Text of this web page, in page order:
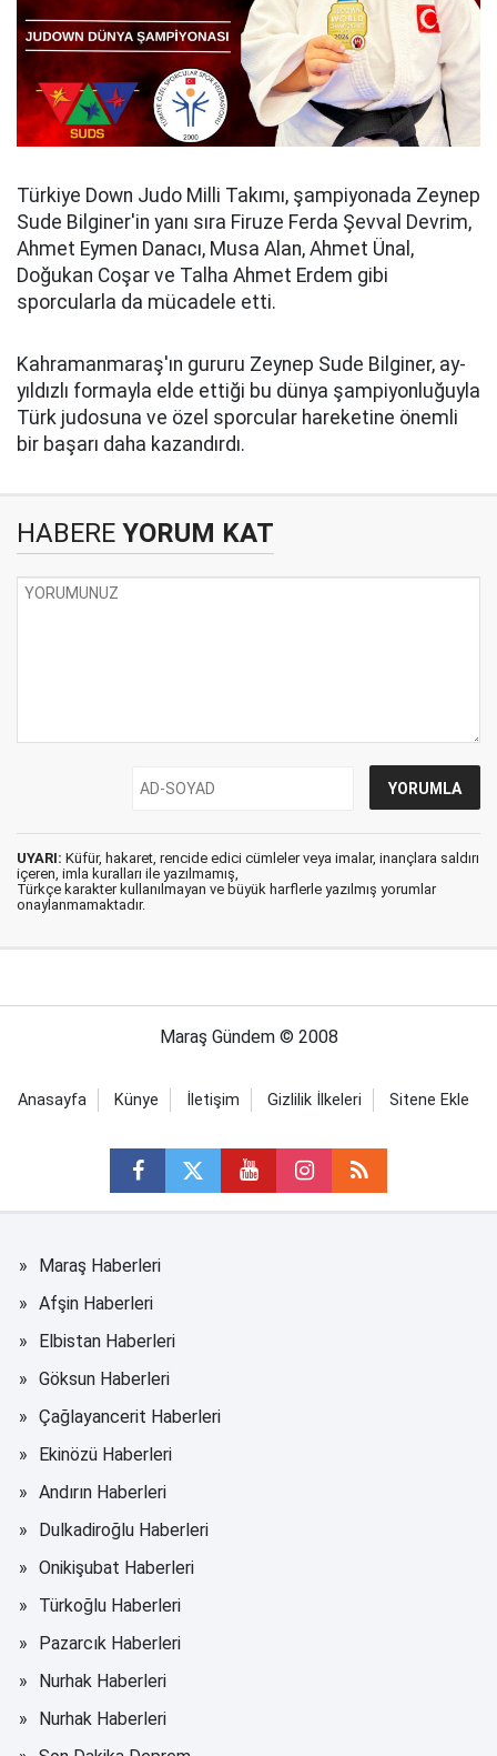
Türkiye Down Judo Milli Takımı, şampiyonada Zeynep
Sude Bilginer'in yanı sıra Firuze Ferda Şevval Devrim,
Ahmet Eymen Danacı, Musa Alan, Ahmet Ünal,
Doğukan Coşar ve Talha Ahmet Erdem gibi
sporcularla da mücadele etti.
Kahramanmaraş'ın gururu Zeynep Sude Bilginer, ay-
yıldızlı formayla elde ettiği bu dünya şampiyonluğuyla
Türk judosuna ve özel sporcular hareketine önemli
bir başarı daha kazandırdı.
HABERE YORUM KAT
UYARI: Küfür, hakaret, rencide edici cümleler veya imalar, inançlara saldırı
içeren, imla kuralları ile yazılmamış,
Türkçe karakter kullanılmayan ve büyük harflerle yazılmış yorumlar
onaylanmamaktadır.
Maraş Gündem © 2008
Anasayfa Künye İletişim Gizlilik İlkeleri Sitene Ekle
Maraş Haberleri
Afşin Haberleri
Elbistan Haberleri
Göksun Haberleri
Çağlayancerit Haberleri
Ekinözü Haberleri
Andırın Haberleri
Dulkadiroğlu Haberleri
Onikişubat Haberleri
Türkoğlu Haberleri
Pazarcık Haberleri
Nurhak Haberleri
Nurhak Haberleri